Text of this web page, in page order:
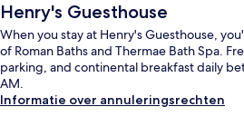
Henry's Guesthouse
When you stay at Henry's Guesthouse,
of Roman Baths and Thermae Bath Spa.
parking, and continental breakfast daily
AM.
Informatie over annuleringsrechten